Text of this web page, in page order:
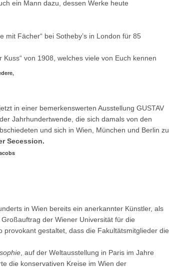
ein Mann dazu, dessen Werke heute
mit Fächer“ bei Sotheby’s in London für 85
von 1908, welches viele von Euch kennen
in einer bemerkenswerten Ausstellung GUSTAV
Jahrhundertwende, die sich damals von den
und sich in Wien, München und Berlin zu
Secession.
in Wien bereits ein anerkannter Künstler, als
der Wiener Universität für die
provokant gestaltet, dass die Fakultätsmitglieder die
, auf der Weltausstellung in Paris im Jahre
die konservativen Kreise im Wien der